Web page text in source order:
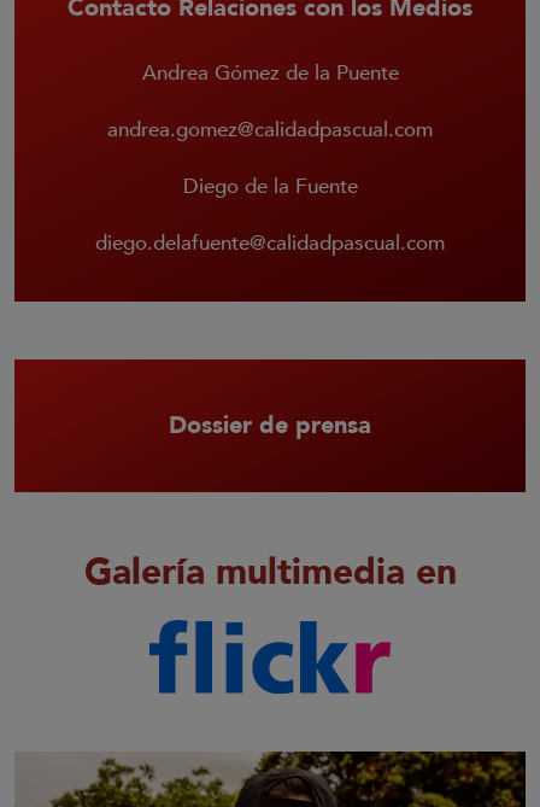
Contacto Relaciones con los Medios
Andrea Gómez de la Puente
andrea.gomez@calidadpascual.com
Diego de la Fuente
diego.delafuente@calidadpascual.com
Dossier de prensa
Galería multimedia en